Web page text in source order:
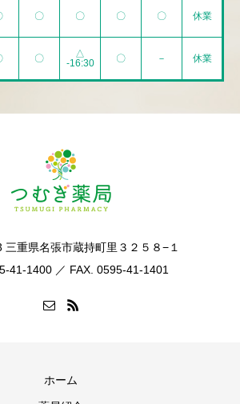
〇 〇 〇 〇 休業
〇
△
-16:30
〇 － 休業
三重県名張市蔵持町里３２５８−１
41-1400 ／ FAX. 0595-41-1401
ホーム